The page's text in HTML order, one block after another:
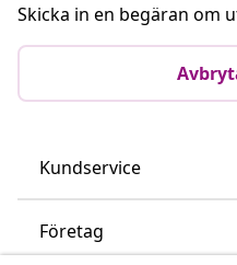
Skicka in en begäran om
Kundservice
Företag